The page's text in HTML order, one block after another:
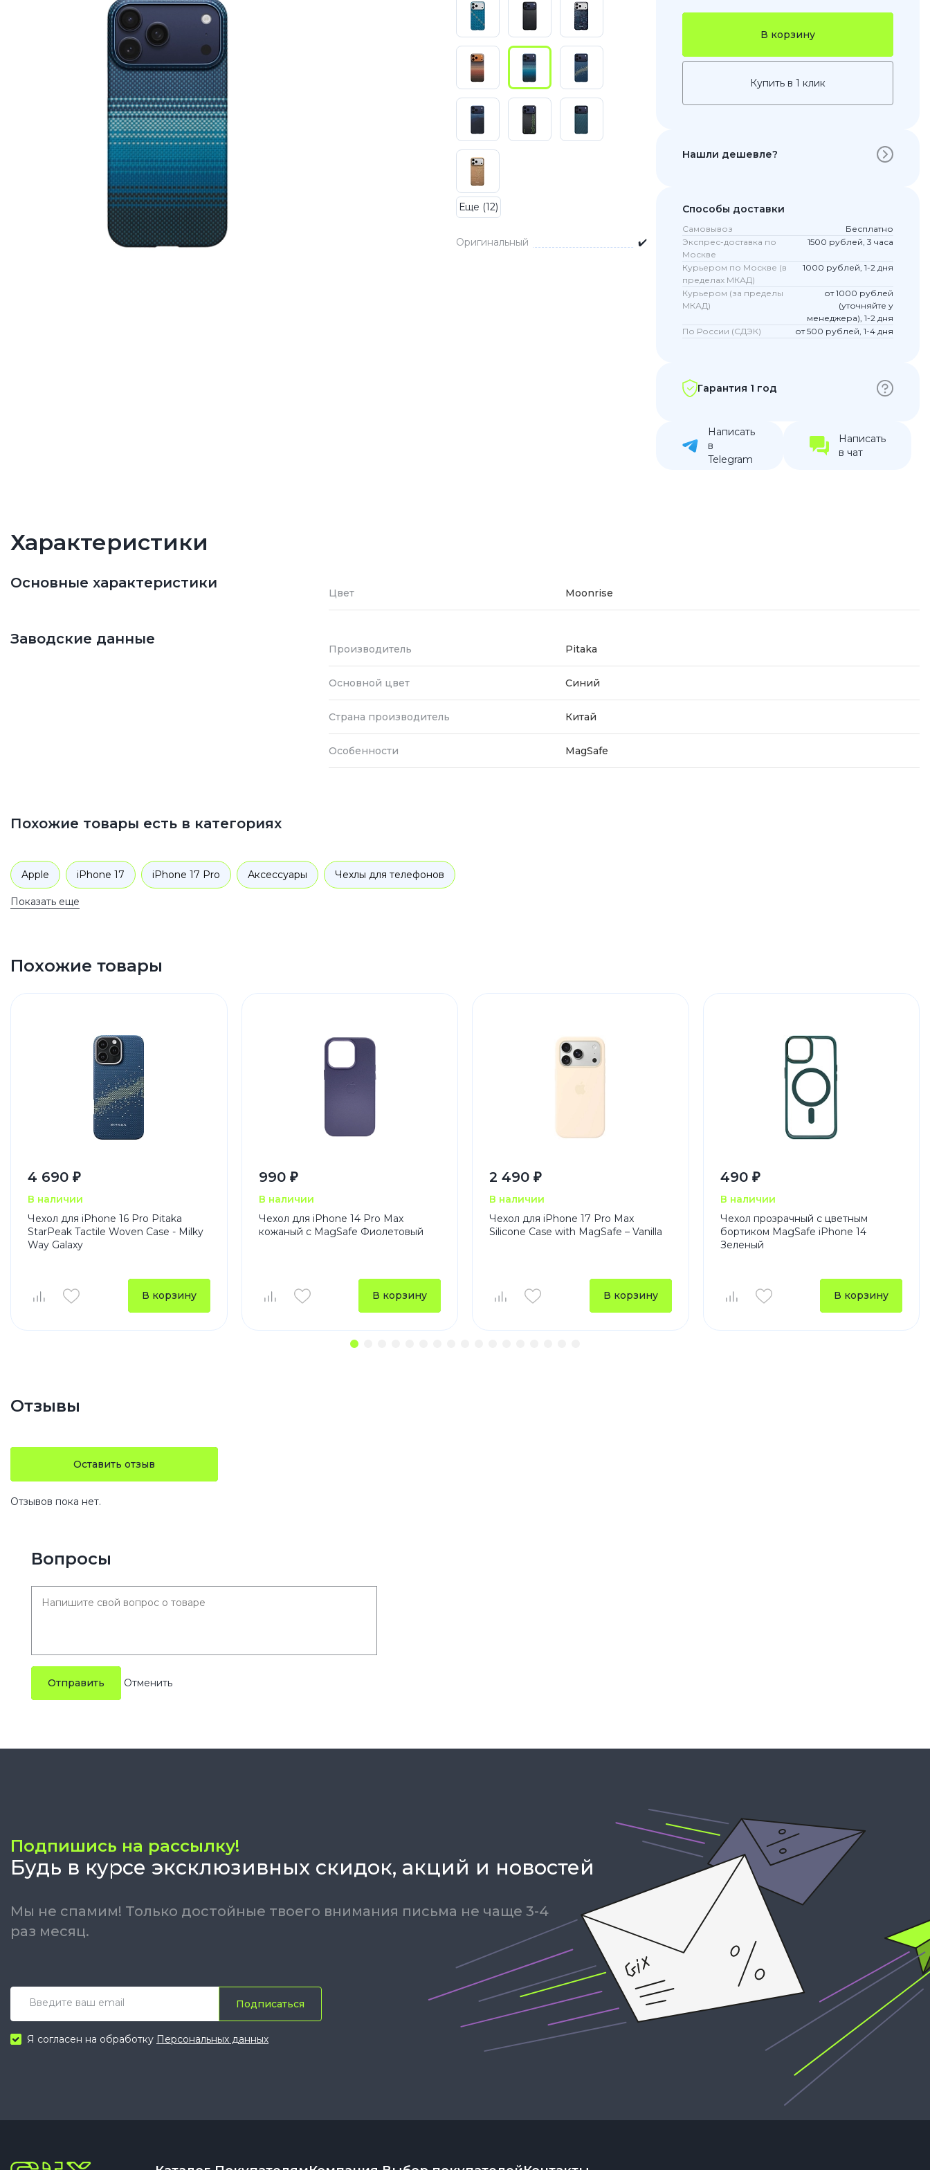
Pixel 9
Pixel 8
Pixel 7
Pixel 6
Honor
Автомобильные держатели
Еще (12)
Оригинальный ✔️
В корзину
Купить в 1 клик
Нашли дешевле?
Способы доставки
Самовывоз
Бесплатно
Экспрес-доставка по
Москве
1500 рублей, 3 часа
Курьером по Москве (в
пределах МКАД)
1000 рублей, 1-2 дня
Курьером (за пределы
МКАД)
от 1000 рублей
(уточняйте у
менеджера), 1-2 дня
По России (СДЭК)
от 500 рублей, 1-4 дня
Гарантия 1 год
Написать
в
Telegram
Написать
в чат
Характеристики
Основные характеристики
Цвет Moonrise
Заводские данные
Производитель Pitaka
Основной цвет Синий
Страна производитель Китай
Особенности MagSafe
Похожие товары есть в категориях
Apple iPhone 17 iPhone 17 Pro Аксессуары Чехлы для телефонов
Показать еще
Похожие товары
4 690 ₽
В наличии
Чехол для iPhone 16 Pro Pitaka
StarPeak Tactile Woven Case - Milky
Way Galaxy
В корзину
990 ₽
В наличии
Чехол для iPhone 14 Pro Max
кожаный с MagSafe Фиолетовый
В корзину
2 490 ₽
В наличии
Чехол для iPhone 17 Pro Max
Silicone Case with MagSafe – Vanilla
В корзину
490 ₽
В наличии
Чехол прозрачный с цветным
бортиком MagSafe iPhone 14
Зеленый
В корзину
Отзывы
Оставить отзыв
Отзывов пока нет.
Вопросы
Отправить
Подпишись на рассылку!
Будь в курсе эксклюзивных скидок, акций и новостей
Мы не спамим! Только достойные твоего внимания письма не чаще 3-4
раз месяц.
Подписаться
Я согласен на обработку Персональных данных